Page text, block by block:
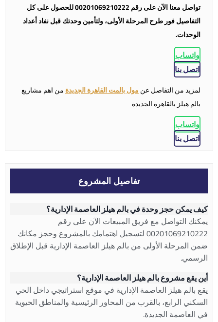
تواصل معنا الآن على رقم 00201069210222 للحصول على كل
التفاصيل فور طرح المرحلة الأولى، ولتأمين وحدتك قبل نفاد أعداد
الوحدات.
واتساب
اتصل بنا
لمزيد من التفاصل عنمول بالمت القاهرة الجديدةمن اهم مشاريع
بالم هيلز بالقاهرة الجديدة
واتساب
اتصل بنا
تفاصيل المشروع
كيف يمكن حجز وحدة في بالم هيلز العاصمة الإدارية؟
يمكنك التواصل مع فريق المبيعات الآن على رقم
00201069210222 لتسجيل اهتمامك بالمشروع وحجز مكانك
ضمن المرحلة الأولى من بالم هيلز العاصمة الإدارية قبل الإطلاق
الرسمي.
أين يقع مشروع بالم هيلز العاصمة الإدارية؟
يقع بالم هيلز العاصمة الإدارية في موقع استراتيجي داخل الحي
السكني الرابع، بالقرب من المحاور الرئيسية والمناطق الحيوية
في العاصمة الجديدة.